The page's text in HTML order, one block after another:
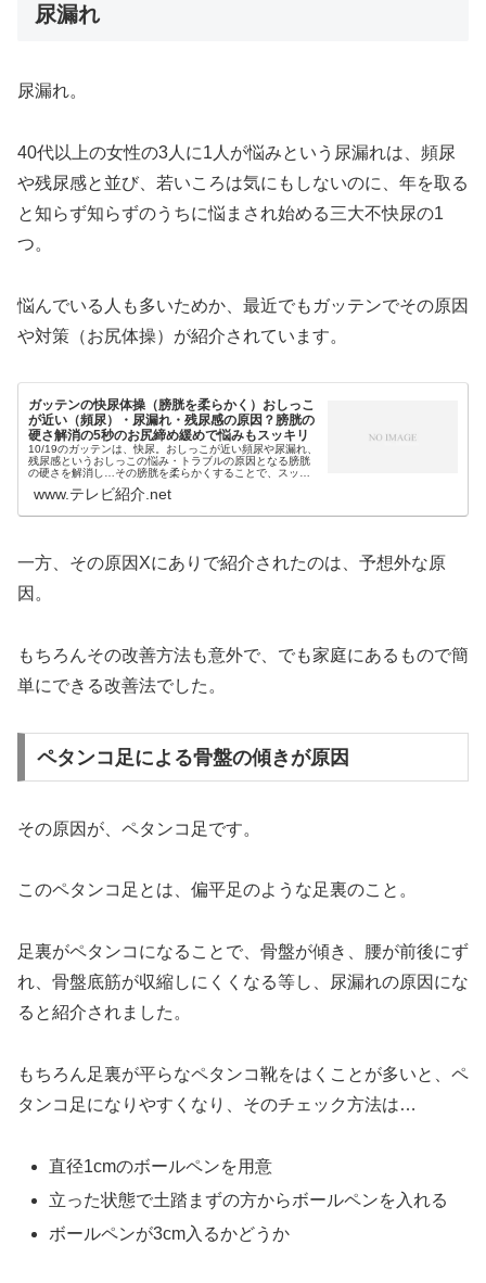
尿漏れ
尿漏れ。
40代以上の女性の3人に1人が悩みという尿漏れは、頻尿
や残尿感と並び、若いころは気にもしないのに、年を取る
と知らず知らずのうちに悩まされ始める三大不快尿の1
つ。
悩んでいる人も多いためか、最近でもガッテンでその原因
や対策（お尻体操）が紹介されています。
ガッテンの快尿体操（膀胱を柔らかく）おしっこ
が近い（頻尿）・尿漏れ・残尿感の原因？膀胱の
硬さ解消の5秒のお尻締め緩めで悩みもスッキリ
10/19のガッテンは、快尿。おしっこが近い頻尿や尿漏れ、
残尿感というおしっこの悩み・トラブルの原因となる膀胱
の硬さを解消し…その膀胱を柔らかくすることで、スッキ
介されました。しかもその膀...
www.テレビ紹介.net
一方、その原因Xにありで紹介されたのは、予想外な原
因。
もちろんその改善方法も意外で、でも家庭にあるもので簡
単にできる改善法でした。
ペタンコ足による骨盤の傾きが原因
その原因が、ペタンコ足です。
このペタンコ足とは、偏平足のような足裏のこと。
足裏がペタンコになることで、骨盤が傾き、腰が前後にず
れ、骨盤底筋が収縮しにくくなる等し、尿漏れの原因にな
ると紹介されました。
もちろん足裏が平らなペタンコ靴をはくことが多いと、ペ
タンコ足になりやすくなり、そのチェック方法は…
直径1cmのボールペンを用意
立った状態で土踏まずの方からボールペンを入れる
ボールペンが3cm入るかどうか